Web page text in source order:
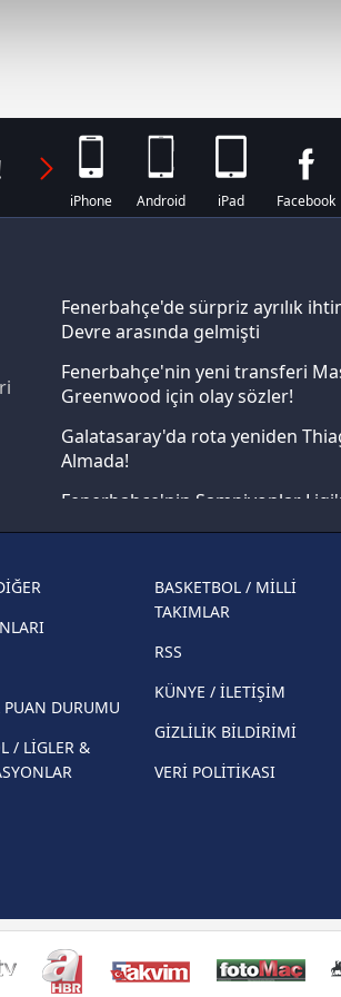
yer alan panel vasıtasıyla
iPhone Android iPad Facebook
Fenerbahçe'de sürpriz ayrılık
Devre arasında gelmişti
Fenerbahçe'nin yeni transferi
Greenwood için olay sözler!
Galatasaray'da rota yeniden
Almada!
Fenerbahçe'nin Şampiyonlar
İspanya-Arjantin finalinin
basından gündem olan manşetler!
Beşiktaş'ın UEFA Avrupa Ligi'nde
Eleme Turu muhtemel rakipleri
PUAN DURUMU
/ LİGLER &
BASKETBOL / MİLLİ
TAKIMLAR
RSS
KÜNYE / İLETİŞİM
GİZLİLİK BİLDİRİMİ
VERİ POLİTİKASI